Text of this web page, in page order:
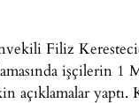
Filiz
işçilerin 1
açıklamalar yaptı.